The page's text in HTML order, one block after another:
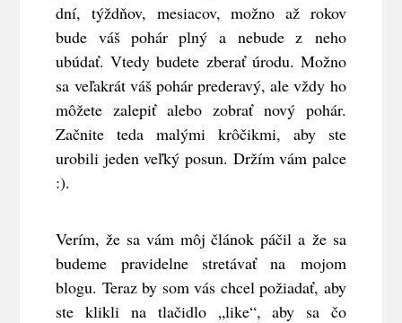
dní, týždňov, mesiacov, možno až rokov
bude váš pohár plný a nebude z neho
ubúdať. Vtedy budete zberať úrodu. Možno
sa veľakrát váš pohár prederavý, ale vždy ho
môžete zalepiť alebo zobrať nový pohár.
Začnite teda malými krôčikmi, aby ste
urobili jeden veľký posun. Držím vám palce
:).
Verím, že sa vám môj článok páčil a že sa
budeme pravidelne stretávať na mojom
blogu. Teraz by som vás chcel požiadať, aby
ste klikli na tlačidlo „like“, aby sa čo